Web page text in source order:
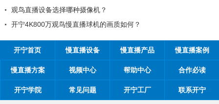
观鸟直播设备选择哪种摄像机？
开宁4K800万观鸟慢直播球机的画质如何？
开宁首页 慢直播设备 慢直播产品 慢直播案例
慢直播方案 视频中心 帮助中心 合作必读
开宁学院 常见问题 开宁工厂 联系开宁